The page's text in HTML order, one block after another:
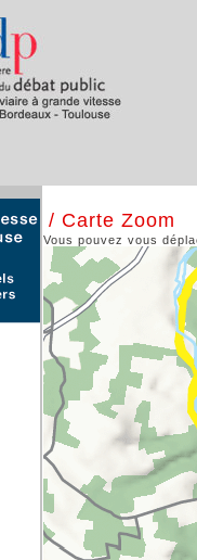
/ Carte Zoom
Vous pouvez vous